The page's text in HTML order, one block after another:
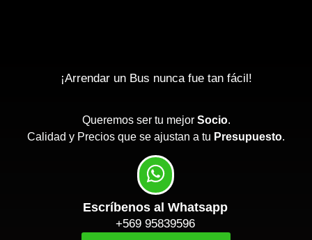
¡Arrendar un Bus nunca fue tan fácil!
Queremos ser tu mejor Socio.
Calidad y Precios que se ajustan a tu Presupuesto.
Escríbenos al Whatsapp
+569 95839596